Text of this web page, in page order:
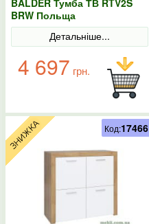
BRW Польща
Детальніше...
4 697 грн.
Код:17466